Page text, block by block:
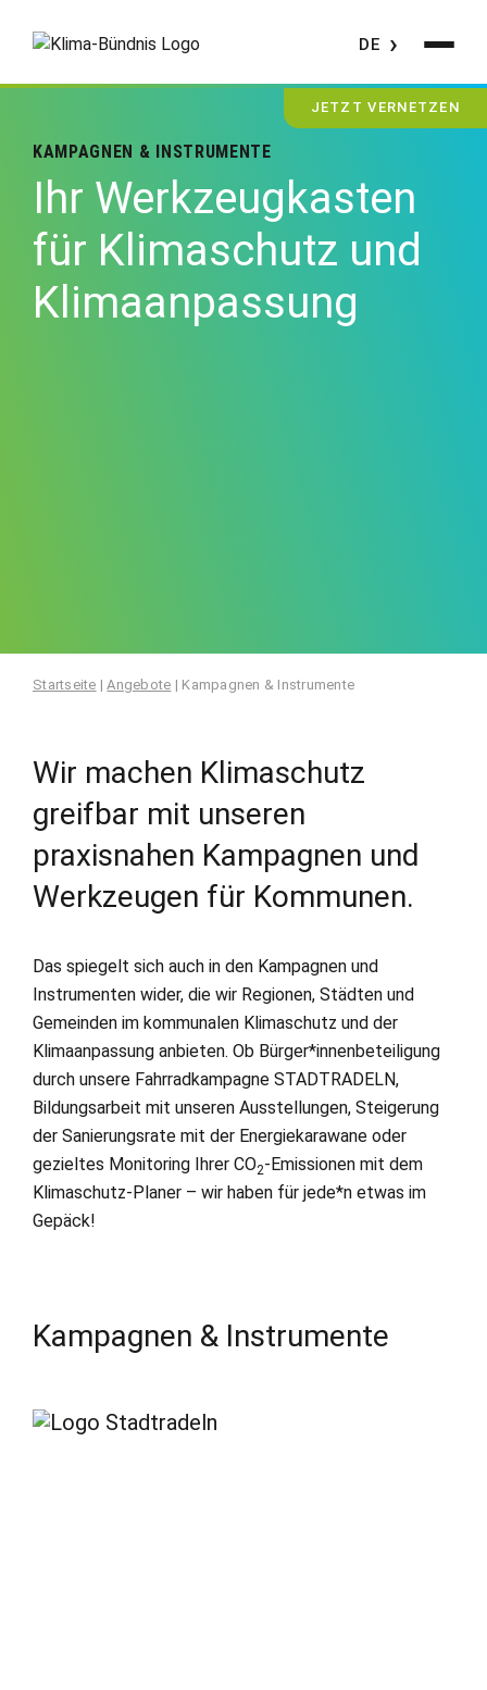
DE
JETZT VERNETZEN
KAMPAGNEN & INSTRUMENTE
Ihr Werkzeugkasten
für Klimaschutz und
Klimaanpassung
Startseite |Angebote | Kampagnen & Instrumente
Wir machen Klimaschutz
greifbar mit unseren
praxisnahen Kampagnen und
Werkzeugen für Kommunen.
Das spiegelt sich auch in den Kampagnen und
Instrumenten wider, die wir Regionen, Städten und
Gemeinden im kommunalen Klimaschutz und der
Klimaanpassung anbieten. Ob Bürger*innenbeteiligung
durch unsere Fahrradkampagne STADTRADELN,
Bildungsarbeit mit unseren Ausstellungen, Steigerung
der Sanierungsrate mit der Energiekarawane oder
gezieltes Monitoring Ihrer CO2-Emissionen mit dem
Klimaschutz-Planer – wir haben für jede*n etwas im
Gepäck!
Kampagnen & Instrumente